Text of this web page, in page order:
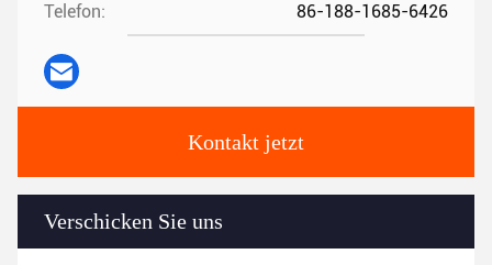
Telefon: 86-188-1685-6426
Kontakt jetzt
Verschicken Sie uns